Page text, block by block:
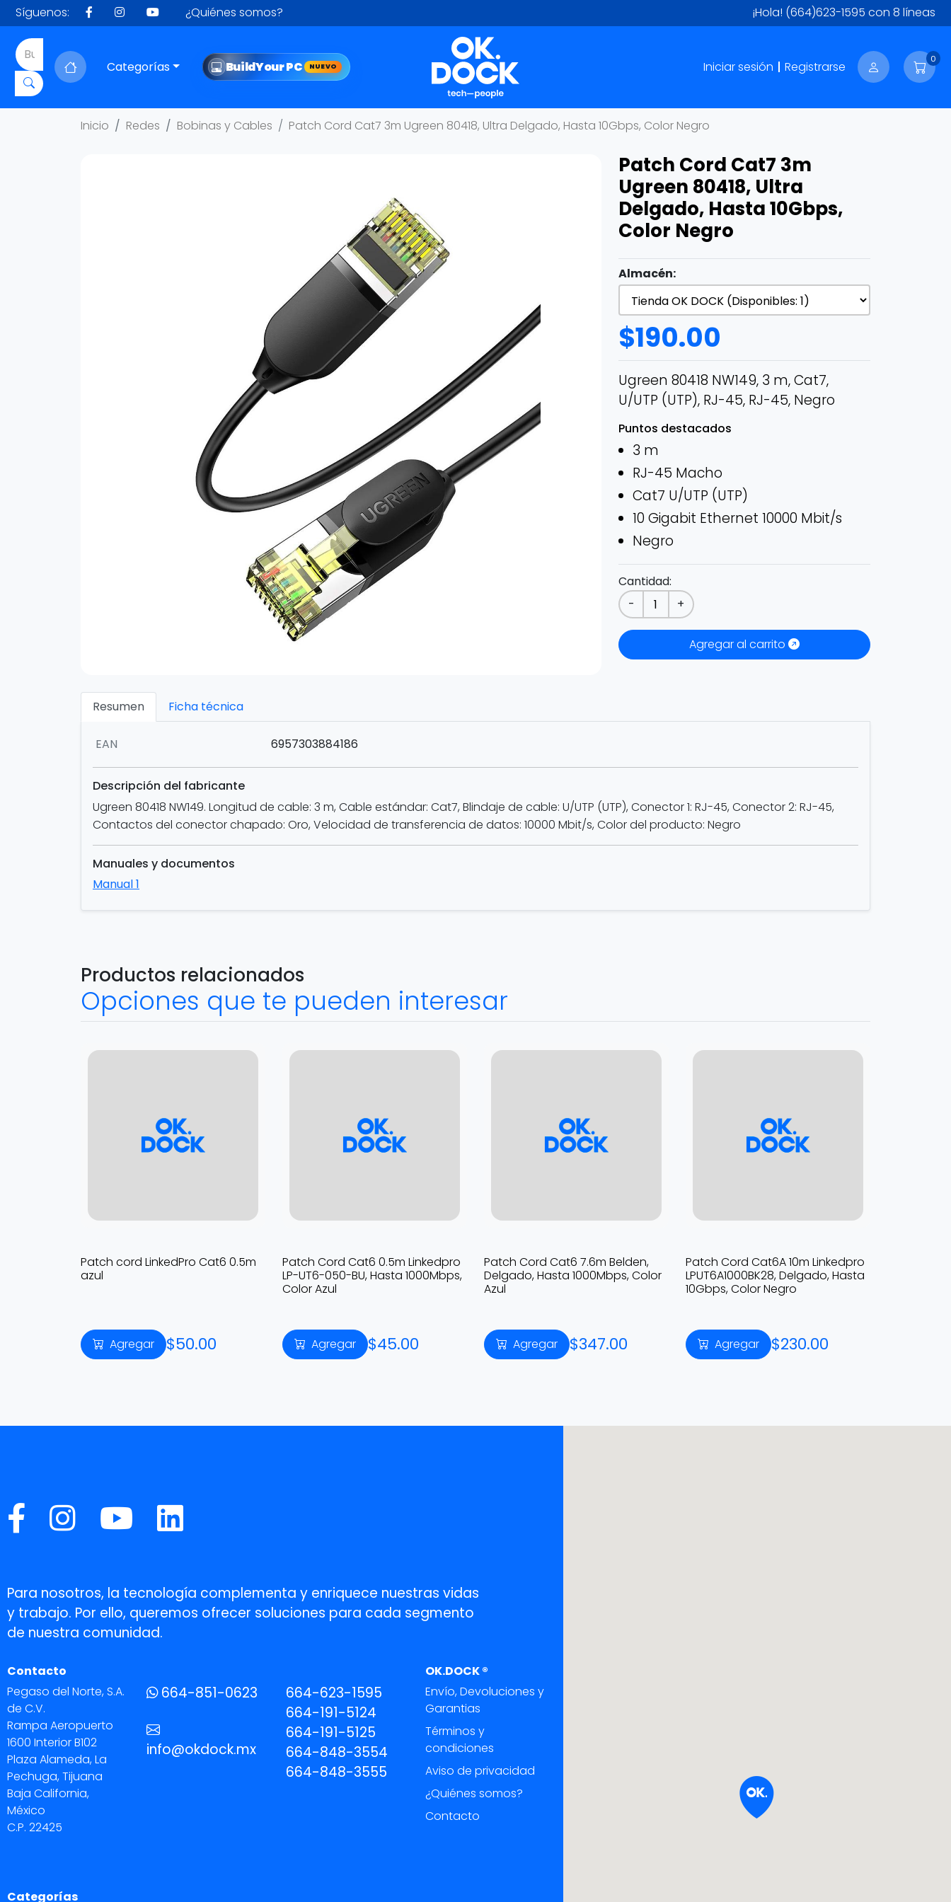
Síguenos: ¿Quiénes somos? ¡Hola! (664)623-1595 con 8 líneas
Categorías BuildYour PC NUEVO Iniciar sesión Registrarse
0
Inicio Redes Bobinas y Cables Patch Cord Cat7 3m Ugreen 80418, Ultra Delgado, Hasta 10Gbps, Color Negro
Patch Cord Cat7 3m
Ugreen 80418, Ultra
Delgado, Hasta 10Gbps,
Color Negro
Almacén:
$190.00
Ugreen 80418 NW149, 3 m, Cat7,
U/UTP (UTP), RJ-45, RJ-45, Negro
Puntos destacados
3 m
RJ-45 Macho
Cat7 U/UTP (UTP)
10 Gigabit Ethernet 10000 Mbit/s
Negro
Cantidad:
-
+
Agregar al carrito
Resumen Ficha técnica
EAN 6957303884186
Descripción del fabricante
Ugreen 80418 NW149. Longitud de cable: 3 m, Cable estándar: Cat7, Blindaje de cable: U/UTP (UTP), Conector 1: RJ-45, Conector 2: RJ-45,
Contactos del conector chapado: Oro, Velocidad de transferencia de datos: 10000 Mbit/s, Color del producto: Negro
Manuales y documentos
Manual 1
Productos relacionados
Opciones que te pueden interesar
Patch cord LinkedPro Cat6 0.5m
azul
Agregar $50.00
Patch Cord Cat6 0.5m Linkedpro
LP-UT6-050-BU, Hasta 1000Mbps,
Color Azul
Agregar $45.00
Patch Cord Cat6 7.6m Belden,
Delgado, Hasta 1000Mbps, Color
Azul
Agregar $347.00
Patch Cord Cat6A 10m Linkedpro
LPUT6A1000BK28, Delgado, Hasta
10Gbps, Color Negro
Agregar $230.00
Para nosotros, la tecnología complementa y enriquece nuestras vidas
y trabajo. Por ello, queremos ofrecer soluciones para cada segmento
de nuestra comunidad.
Contacto
Pegaso del Norte, S.A.
de C.V.
Rampa Aeropuerto
1600 Interior B102
Plaza Alameda, La
Pechuga, Tijuana
Baja California,
México
C.P. 22425
664-851-0623
info@okdock.mx
664-623-1595
664-191-5124
664-191-5125
664-848-3554
664-848-3555
OK.DOCK ®
Envío, Devoluciones y
Garantias
Términos y
condiciones
Aviso de privacidad
¿Quiénes somos?
Contacto
Categorías